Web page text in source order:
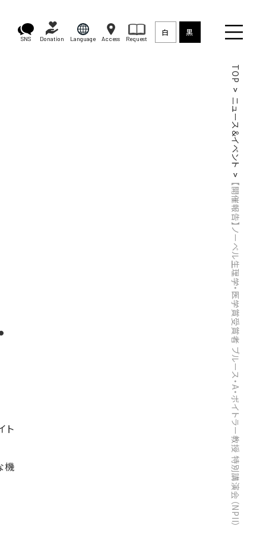
SNS Donation Language Access Request
白 黒
TOP
ニュース＆イベント
【開催報告】ノーベル生理学・医学賞受賞者 ブルース・A・ボイトラー教授 特別講演会（NPII）
ト
機